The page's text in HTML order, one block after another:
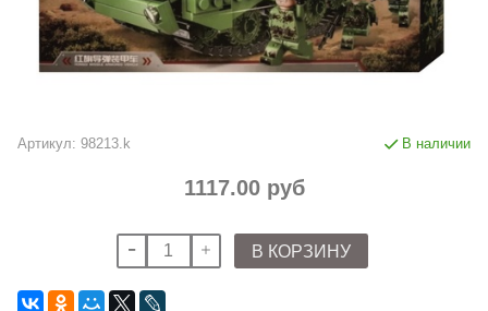
Артикул: 98213.k В наличии
1117.00 руб
В КОРЗИНУ